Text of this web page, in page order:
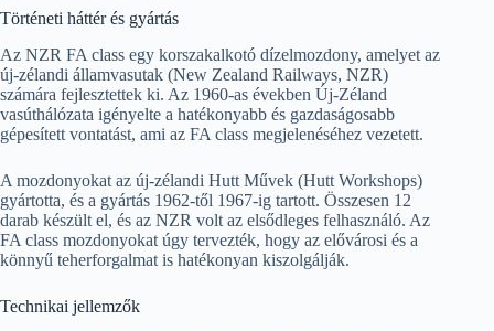
Történeti háttér és gyártás
Az NZR FA class egy korszakalkotó dízelmozdony, amelyet az
új-zélandi államvasutak (New Zealand Railways, NZR)
számára fejlesztettek ki. Az 1960-as években Új-Zéland
vasúthálózata igényelte a hatékonyabb és gazdaságosabb
gépesített vontatást, ami az FA class megjelenéséhez vezetett.
A mozdonyokat az új-zélandi Hutt Művek (Hutt Workshops)
gyártotta, és a gyártás 1962-től 1967-ig tartott. Összesen 12
darab készült el, és az NZR volt az elsődleges felhasználó. Az
FA class mozdonyokat úgy tervezték, hogy az elővárosi és a
könnyű teherforgalmat is hatékonyan kiszolgálják.
Technikai jellemzők